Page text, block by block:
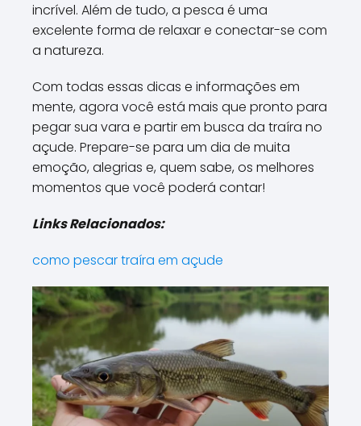
incrível. Além de tudo, a pesca é uma
excelente forma de relaxar e conectar-se com
a natureza.
Com todas essas dicas e informações em
mente, agora você está mais que pronto para
pegar sua vara e partir em busca da traíra no
açude. Prepare-se para um dia de muita
emoção, alegrias e, quem sabe, os melhores
momentos que você poderá contar!
Links Relacionados:
como pescar traíra em açude